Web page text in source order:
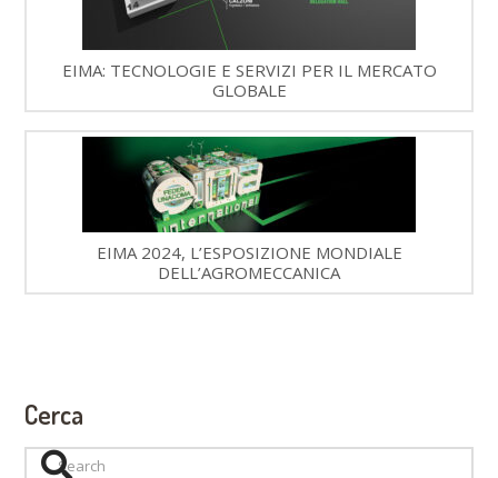
EIMA: TECNOLOGIE E SERVIZI PER IL MERCATO
GLOBALE
EIMA 2024, L’ESPOSIZIONE MONDIALE
DELL’AGROMECCANICA
Cerca
Search